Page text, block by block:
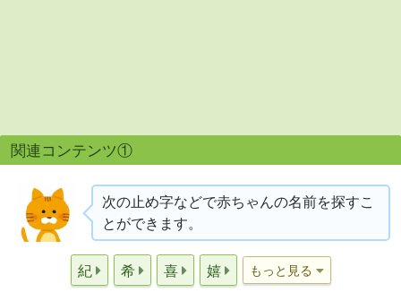
関連コンテンツ①
次の止め字などで赤ちゃんの名前を探すこ
とができます。
紀 希 喜 嬉 もっと見る